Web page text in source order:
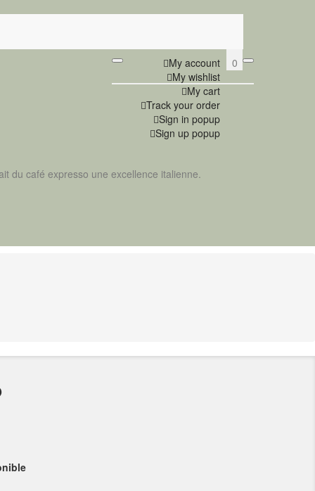
My account
My wishlist
My cart
Track your order
Sign in popup
Sign up popup
0
du café expresso une excellence italienne.